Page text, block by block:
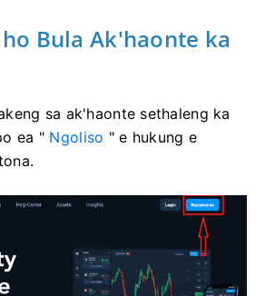
Bula Ak'haonte ka
sa ak'haonte sethaleng ka
ea " Ngoliso " e hukung e